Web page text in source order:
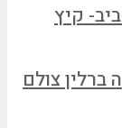
קיץ
למקה ברלין צולם